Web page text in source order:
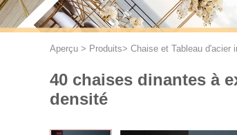
Aperçu > Produits> Chaise et Tableau d'acier
40 chaises dinantes à
densité